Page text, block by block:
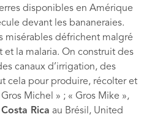
disponibles en Amérique
devant les bananeraies.
misérables défrichent malgré
et la malaria. On construit des
canaux d’irrigation, des
cela pour produire, récolter et
Michel » ; « Gros Mike »,
Costa Rica au Brésil, United